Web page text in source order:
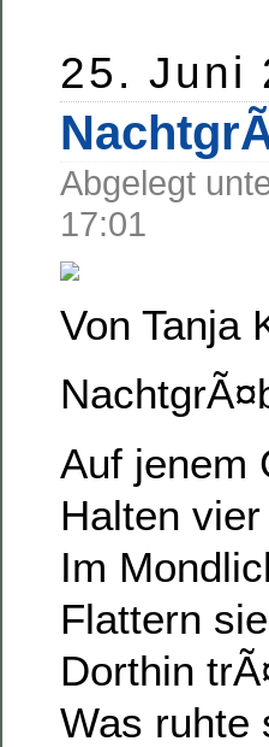
25. Juni
Abgelegt
17:01
Von Tanja
Auf jenem
Halten
Im
Flattern
Dorthin
Was ruhte